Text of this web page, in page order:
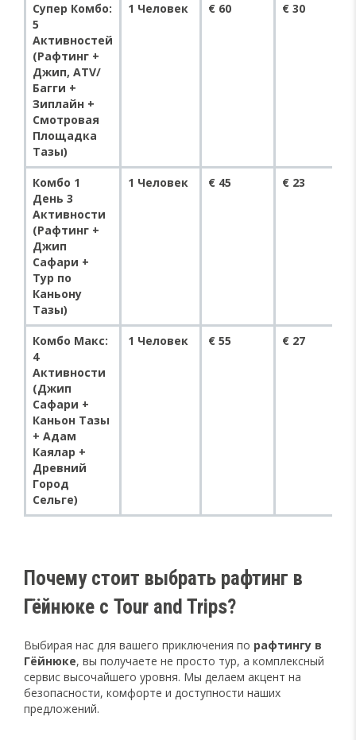
Супер Комбо:
5
Активностей
(Рафтинг +
Джип, ATV/
Багги +
Зиплайн +
Смотровая
Площадка
Тазы)
1 Человек € 60 € 30
Комбо 1
День 3
Активности
(Рафтинг +
Джип
Сафари +
Тур по
Каньону
Тазы)
1 Человек € 45 € 23
Комбо Макс:
4
Активности
(Джип
Сафари +
Каньон Тазы
+ Адам
Каялар +
Древний
Город
Сельге)
1 Человек € 55 € 27
Почему стоит выбрать рафтинг в
Гёйнюке с Tour and Trips?
Выбирая нас для вашего приключения по рафтингу в
Гёйнюке, вы получаете не просто тур, а комплексный
сервис высочайшего уровня. Мы делаем акцент на
безопасности, комфорте и доступности наших
предложений.